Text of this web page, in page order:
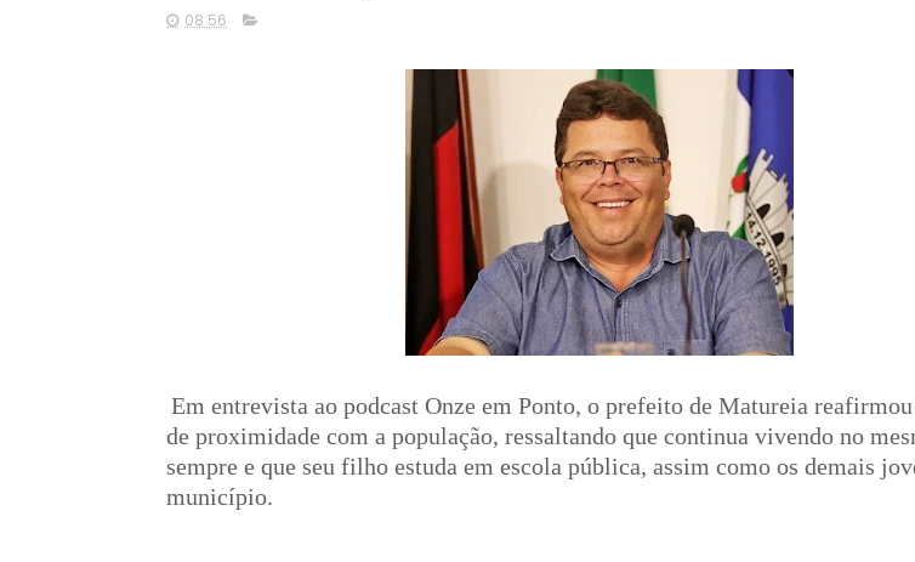
08:56
Em entrevista ao podcast Onze em Ponto, o prefeito de Matureia reafirmou
de proximidade com a população, ressaltando que continua vivendo no
sempre e que seu filho estuda em escola pública, assim como os demais
município.